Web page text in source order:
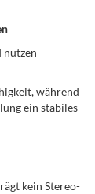
nutzen
während
ein stabiles
kein Stereo-